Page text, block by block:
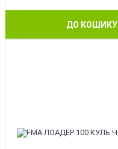
ДО КОШИКУ